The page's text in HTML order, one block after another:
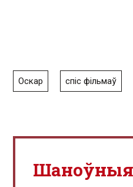
Оскар спіс фільмаў